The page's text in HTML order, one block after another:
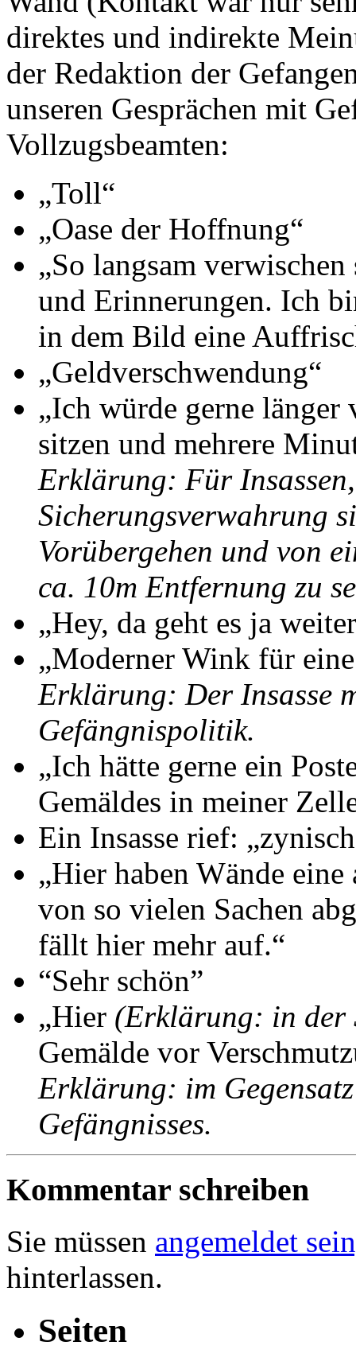
direktes und indirekte
der Redaktion der
unseren Gesprächen mit
Vollzugsbeamten:
„Toll“
„Oase der Hoffnung“
„So langsam
und Erinnerungen. Ich
in dem Bild eine
„Geldverschwendung“
„Ich würde gerne
sitzen und mehrere
Erklärung: Für
Sicherungsverwahrung
Vorübergehen und von
ca. 10m Entfernung zu
„Hey, da geht es ja
„Moderner Wink für
Erklärung: Der Insasse
Gefängnispolitik.
„Ich hätte gerne ein
Gemäldes in meiner
Ein Insasse rief:
„Hier haben Wände
von so vielen Sachen
fällt hier mehr auf.“
“Sehr schön”
„Hier (Erklärung: in der
Gemälde vor
Erklärung: im
Gefängnisses.
Kommentar schreiben
Sie müssen angemeldet
hinterlassen.
Seiten